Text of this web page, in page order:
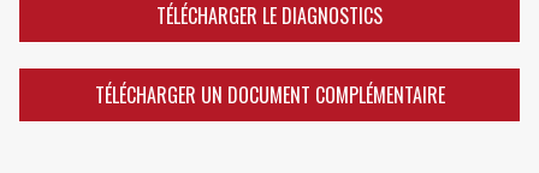
TÉLÉCHARGER LE DIAGNOSTICS
TÉLÉCHARGER UN DOCUMENT COMPLÉMENTAIRE